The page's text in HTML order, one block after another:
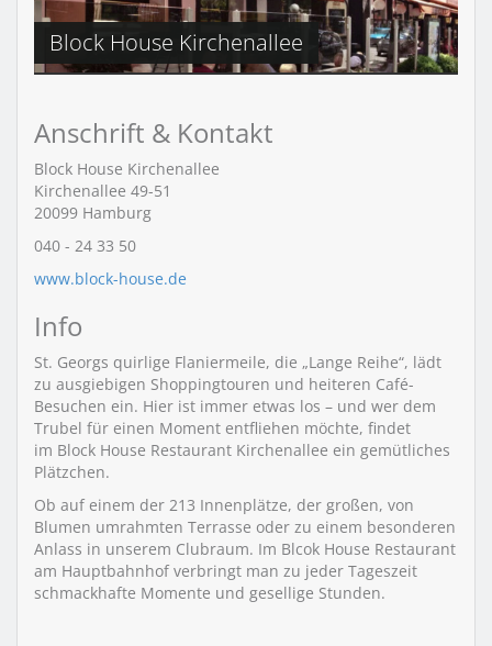
Block House Kirchenallee
Anschrift & Kontakt
Block House Kirchenallee
Kirchenallee 49-51
20099 Hamburg
040 - 24 33 50
www.block-house.de
Info
St. Georgs quirlige Flaniermeile, die „Lange Reihe“, lädt
zu ausgiebigen Shoppingtouren und heiteren Café-
Besuchen ein. Hier ist immer etwas los – und wer dem
Trubel für einen Moment entfliehen möchte, findet
im Block House Restaurant Kirchenallee ein gemütliches
Plätzchen.
Ob auf einem der 213 Innenplätze, der großen, von
Blumen umrahmten Terrasse oder zu einem besonderen
Anlass in unserem Clubraum. Im Blcok House Restaurant
am Hauptbahnhof verbringt man zu jeder Tageszeit
schmackhafte Momente und gesellige Stunden.